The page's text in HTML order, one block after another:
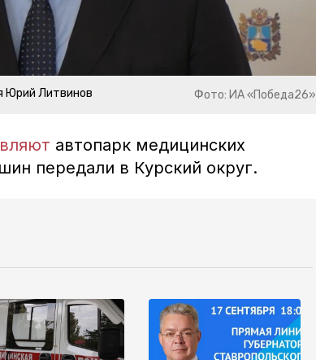
Юрий Литвинов Фото: ИА «Победа26»
автопарк медицинских
передали в Курский округ.